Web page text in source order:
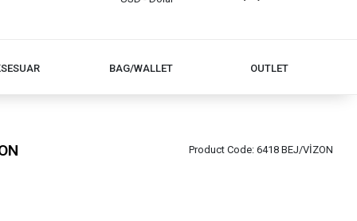
BAG/WALLET OUTLET
Product Code: 6418 BEJ/VİZON